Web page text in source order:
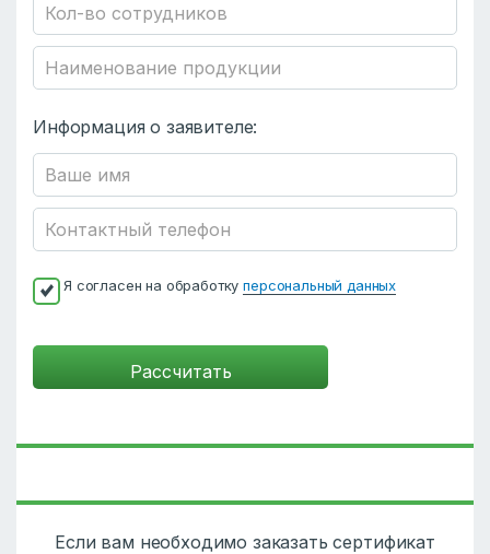
Информация о заявителе:
Я согласен на обработкуперсональный данных
Если вам необходимо заказать сертификат